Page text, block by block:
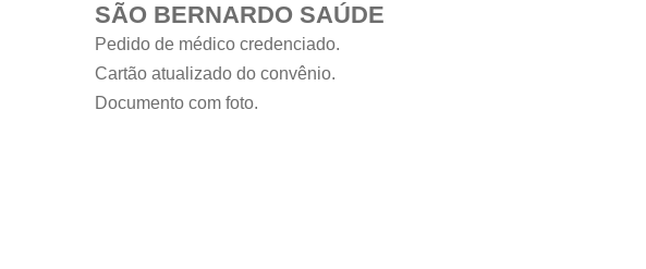
SÃO BERNARDO SAÚDE
Pedido de médico credenciado.
Cartão atualizado do convênio.
Documento com foto.